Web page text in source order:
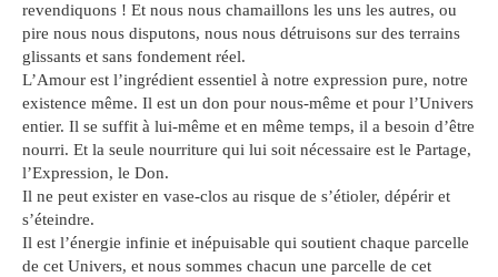
revendiquons ! Et nous nous chamaillons les uns les autres, ou
pire nous nous disputons, nous nous détruisons sur des terrains
glissants et sans fondement réel.
L’Amour est l’ingrédient essentiel à notre expression pure, notre
existence même. Il est un don pour nous-même et pour l’Univers
entier. Il se suffit à lui-même et en même temps, il a besoin d’être
nourri. Et la seule nourriture qui lui soit nécessaire est le Partage,
l’Expression, le Don.
Il ne peut exister en vase-clos au risque de s’étioler, dépérir et
s’éteindre.
Il est l’énergie infinie et inépuisable qui soutient chaque parcelle
de cet Univers, et nous sommes chacun une parcelle de cet